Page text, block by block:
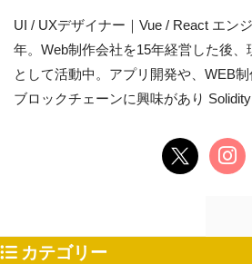
UI / UXデザイナー｜Vue / React エン
年。Web制作会社を15年経営した後、
として活動中。アプリ開発や、WEB制
ブロックチェーンに興味があり Solidity
カテゴリー